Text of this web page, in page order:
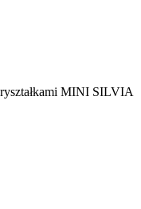
MINI SILVIA